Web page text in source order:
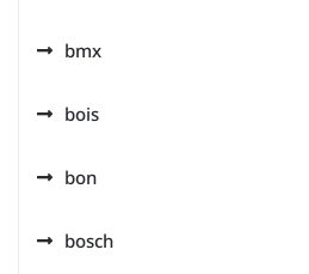
bmx
bois
bon
bosch